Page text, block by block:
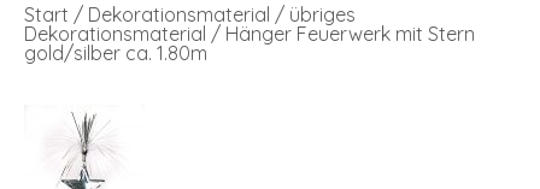
Start / Dekorationsmaterial / übriges
Dekorationsmaterial / Hänger Feuerwerk mit Stern
gold/silber ca. 1.80m